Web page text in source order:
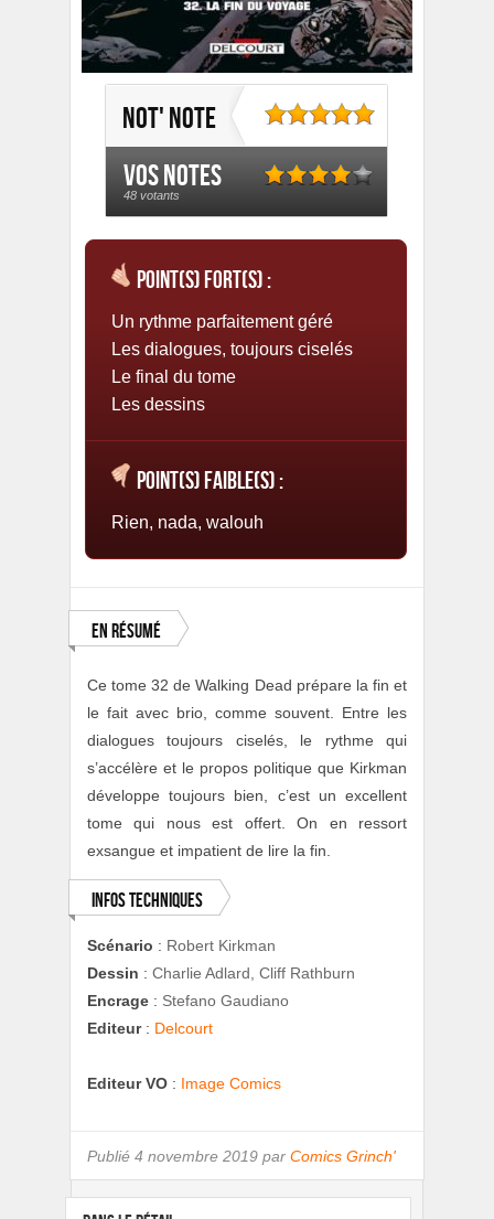
Not' note
Vos notes
48 votants
Point(s) fort(s) :
Un rythme parfaitement géré
Les dialogues, toujours ciselés
Le final du tome
Les dessins
Point(s) faible(s) :
Rien, nada, walouh
En résumé
Ce tome 32 de Walking Dead prépare la fin et
le fait avec brio, comme souvent. Entre les
dialogues toujours ciselés, le rythme qui
s’accélère et le propos politique que Kirkman
développe toujours bien, c’est un excellent
tome qui nous est offert. On en ressort
exsangue et impatient de lire la fin.
Infos techniques
Scénario : Robert Kirkman
Dessin : Charlie Adlard, Cliff Rathburn
Encrage : Stefano Gaudiano
Editeur: Delcourt
Editeur VO : Image Comics
Publié 4 novembre 2019 par Comics Grinch'